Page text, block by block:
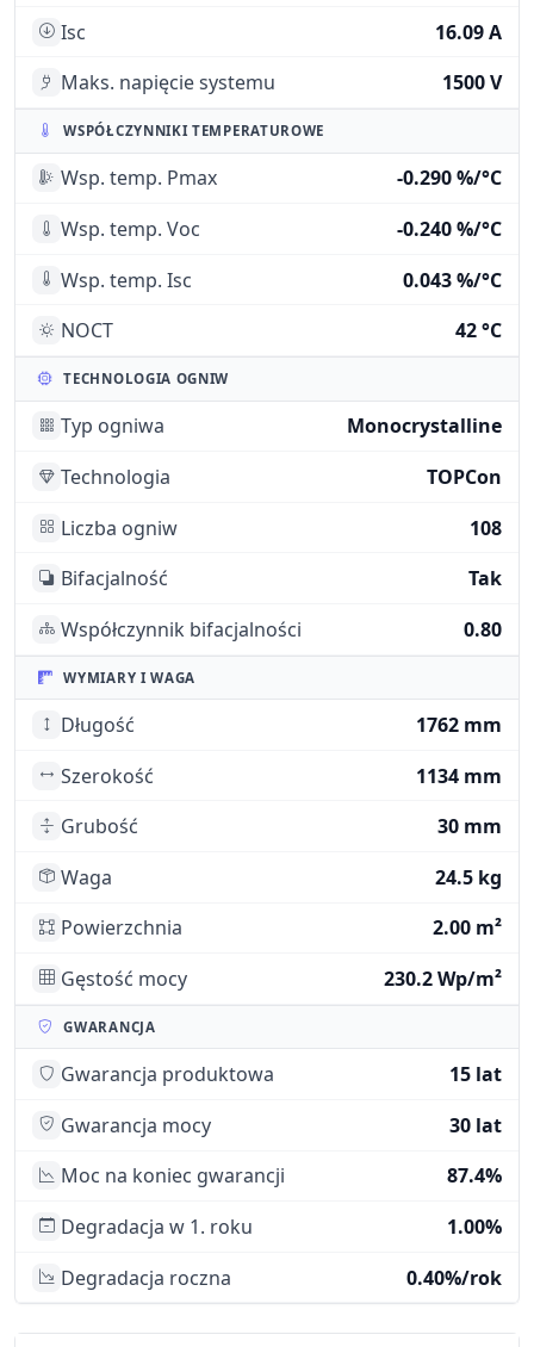
Isc
16.09 A
Maks. napięcie systemu
1500 V
WSPÓŁCZYNNIKI TEMPERATUROWE
Wsp. temp. Pmax
-0.290 %/°C
Wsp. temp. Voc
-0.240 %/°C
Wsp. temp. Isc
0.043 %/°C
NOCT
42 °C
TECHNOLOGIA OGNIW
Typ ogniwa
Monocrystalline
Technologia
TOPCon
Liczba ogniw
108
Bifacjalność
Tak
Współczynnik bifacjalności
0.80
WYMIARY I WAGA
Długość
1762 mm
Szerokość
1134 mm
Grubość
30 mm
Waga
24.5 kg
Powierzchnia
2.00 m²
Gęstość mocy
230.2 Wp/m²
GWARANCJA
Gwarancja produktowa
15 lat
Gwarancja mocy
30 lat
Moc na koniec gwarancji
87.4%
Degradacja w 1. roku
1.00%
Degradacja roczna
0.40%/rok